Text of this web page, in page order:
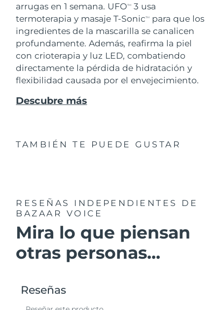
arrugas en 1 semana. UFOTM
3 usa
termoterapia y masaje T-SonicTM
para que los
ingredientes de la mascarilla se canalicen
profundamente. Además, reafirma la piel
con crioterapia y luz LED, combatiendo
directamente la pérdida de hidratación y
flexibilidad causada por el envejecimiento.
Descubre más
TAMBIÉN TE PUEDE GUSTAR
RESEÑAS INDEPENDIENTES
DE
BAZAAR VOICE
Mira lo que piensan
otras personas...